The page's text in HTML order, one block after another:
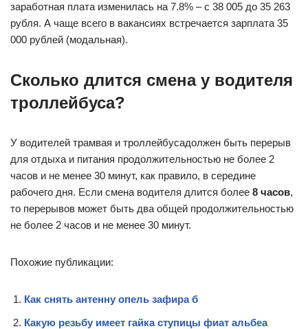
заработная плата изменилась на 7.8% ‒ с 38 005 до 35 263
рубля. А чаще всего в вакансиях встречается зарплата 35
000 рублей (модальная).
Сколько длится смена у водителя
троллейбуса?
У водителей трамвая и троллейбусадолжен быть перерыв
для отдыха и питания продолжительностью не более 2
часов и не менее 30 минут, как правило, в середине
рабочего дня. Если смена водителя длится более 8 часов,
то перерывов может быть два общей продолжительностью
не более 2 часов и не менее 30 минут.
Похожие публикации:
Как снять антенну опель зафира б
Какую резьбу имеет гайка ступицы фиат альбеа